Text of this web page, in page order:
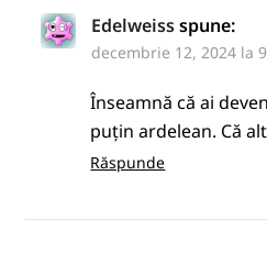
Edelweiss spune:
decembrie 12, 2024 la
Înseamnă că ai
puțin ardelean. Că
Răspunde